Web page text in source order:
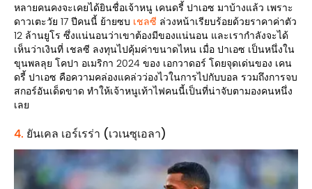
หลายคนคงจะเคยได้ยินชื่อเจ้าหนู เคนดรี้ ปาเอซ มาบ้างแล้ว เพราะ
ดาวเตะวัย 17 ปีคนนี้ ย้ายซบ เชลซี ล่วงหน้าเรียบร้อยด้วยราคาค่าตัว
12 ล้านยูโร ซึ่งแน่นอนว่าเขาต้องมีของแน่นอน และเรากำลังจะได้
เห็นว่าเงินที่ เชลซี ลงทุนไปคุ้มค่าขนาดไหน เมื่อ ปาเอซ เป็นหนึ่งใน
ขุนพลลุย โคปา อเมริกา 2024 ของ เอกวาดอร์ โดยจุดเด่นของ เคน
ดรี้ ปาเอซ คือความคล่องแคล่วว่องไวในการไปกับบอล รวมถึงการจบ
สกอร์อันเด็ดขาด ทำให้เจ้าหนูเท้าไฟคนนี้เป็นที่น่าจับตามองคนหนึ่ง
เลย
4. ยันเคล เอร์เรร่า (เวเนซุเอลา)